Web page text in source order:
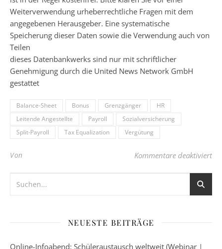
Weiterverwendung urheberrechtliche Fragen mit dem
angegebenen Herausgeber. Eine systematische
Speicherung dieser Daten sowie die Verwendung auch von
Teilen
dieses Datenbankwerks sind nur mit schriftlicher
Genehmigung durch die United News Network GmbH
gestattet
Balance-Sheet Bonus Grenzgänger
HR
Leitende Angestellte
Payroll
Sozialversicherung
Split-Payroll
Tax Equalization Vergütung
Von Kommentare deaktiviert
NEUESTE BEITRÄGE
Online-Infoabend: Schüleraustausch weltweit (Webinar |